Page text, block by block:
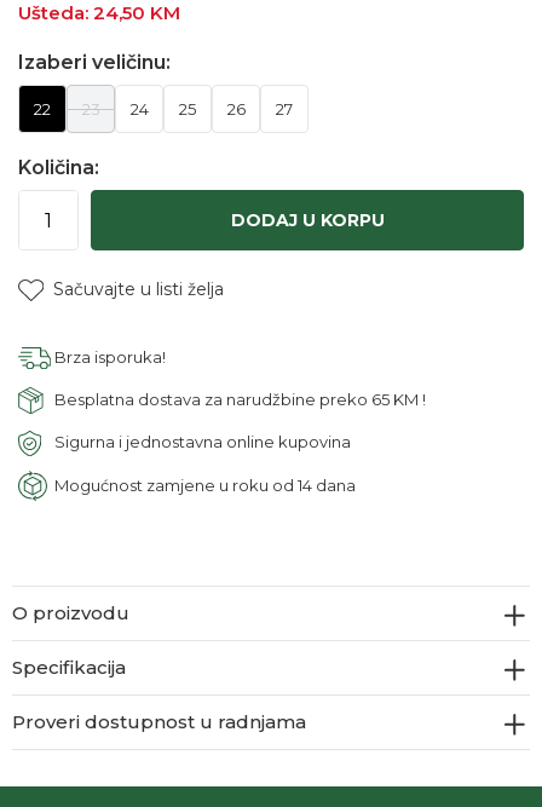
Ušteda: 24,50 KM
Izaberi veličinu:
22 23 24 25 26 27
Količina:
DODAJ U KORPU
Sačuvajte u listi želja
Brza isporuka!
Besplatna dostava za narudžbine preko 65 KM !
Sigurna i jednostavna online kupovina
Mogućnost zamjene u roku od 14 dana
O proizvodu
Specifikacija
Proveri dostupnost u radnjama